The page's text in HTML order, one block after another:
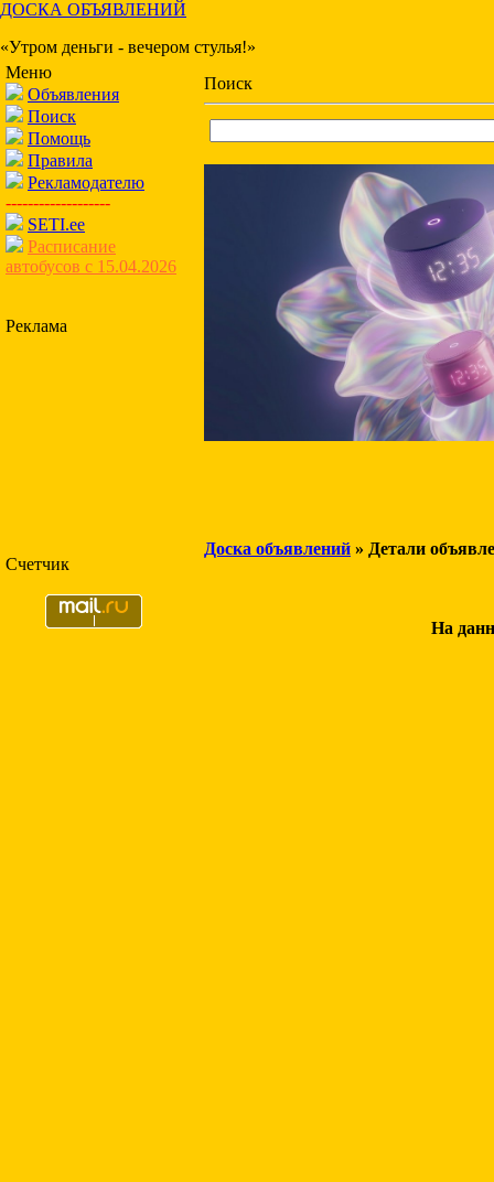
ДОСКА ОБЪЯВЛЕНИЙ
«Утром деньги - вечером стулья!»
Меню
Объявления
Поиск
Помощь
Правила
Рекламодателю
-------------------
SETI.ee
Расписание
автобусов с 15.04.2026
Реклама
Счетчик
Поиск
Доска объявлений » Детали
На